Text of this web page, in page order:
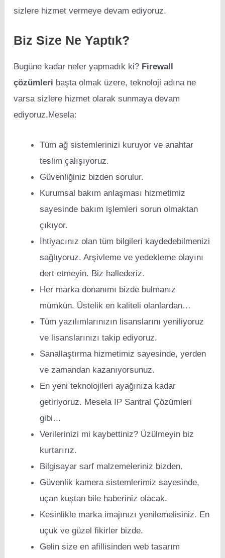
sizlere hizmet vermeye devam ediyoruz.
Biz Size Ne Yaptık?
Bugüne kadar neler yapmadık ki? Firewall
çözümleri başta olmak üzere, teknoloji adına ne
varsa sizlere hizmet olarak sunmaya devam
ediyoruz.Mesela:
Tüm ağ sistemlerinizi kuruyor ve anahtar
teslim çalışıyoruz.
Güvenliğiniz bizden sorulur.
Kurumsal bakım anlaşması hizmetimiz
sayesinde bakım işlemleri sorun olmaktan
çıkıyor.
İhtiyacınız olan tüm bilgileri kaydedebilmenizi
sağlıyoruz. Arşivleme ve yedekleme olayını
dert etmeyin. Biz hallederiz.
Her marka donanımı bizde bulmanız
mümkün. Üstelik en kaliteli olanlardan…
Tüm yazılımlarınızın lisanslarını yeniliyoruz
ve lisanslarınızı takip ediyoruz.
Sanallaştırma hizmetimiz sayesinde, yerden
ve zamandan kazanıyorsunuz.
En yeni teknolojileri ayağınıza kadar
getiriyoruz. Mesela IP Santral Çözümleri
gibi…
Verilerinizi mi kaybettiniz? Üzülmeyin biz
kurtarırız.
Bilgisayar sarf malzemeleriniz bizden.
Güvenlik kamera sistemlerimiz sayesinde,
uçan kuştan bile haberiniz olacak.
Kesinlikle marka imajınızı yenilemelisiniz. En
uçuk ve güzel fikirler bizde.
Gelin size en afillisinden web tasarım